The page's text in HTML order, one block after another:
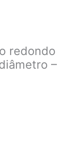
redondo
–